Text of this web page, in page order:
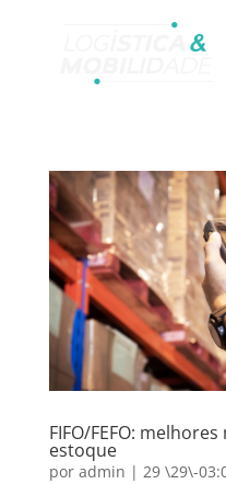
FIFO/FEFO:
estoque
por admin | 29 \29\-